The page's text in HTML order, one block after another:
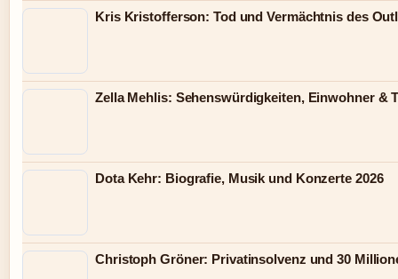
Kris Kristofferson: Tod und Vermächtnis des
Zella Mehlis: Sehenswürdigkeiten, Einwohner &
Dota Kehr: Biografie, Musik und Konzerte 2026
Christoph Gröner: Privatinsolvenz und 30